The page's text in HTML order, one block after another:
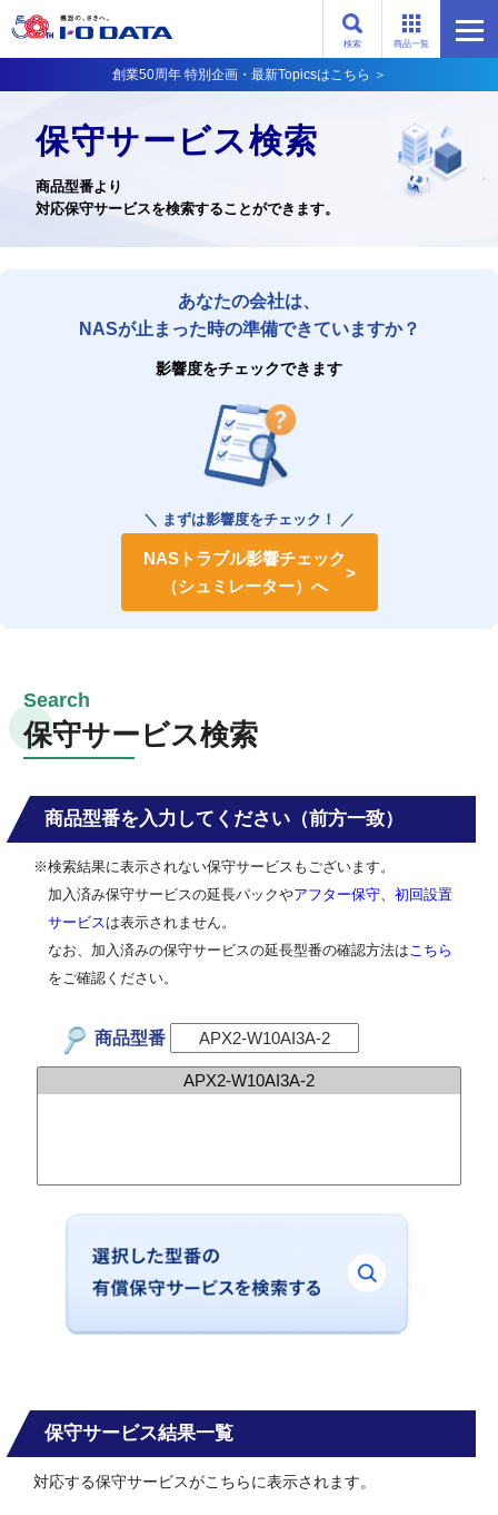
商品一覧
検索
創業50周年 特別企画・最新Topicsはこちら ＞
保守サービス検索
商品型番より
対応保守サービスを検索することができます。
あなたの会社は、
NASが止まった時の準備できていますか？
影響度をチェックできます
＼ まずは影響度をチェック！ ／
NASトラブル影響チェック
（シュミレーター）へ
保守サービス検索
商品型番を入力してください（前方一致）
※検索結果に表示されない保守サービスもございます。
加入済み保守サービスの延長パックやアフター保守
初回設置
サービス は表示されません。
なお、加入済みの保守サービスの延長型番の確認方法は こちら
をご確認ください。
商品型番
保守サービス結果一覧
対応する保守サービスがこちらに表示されます。